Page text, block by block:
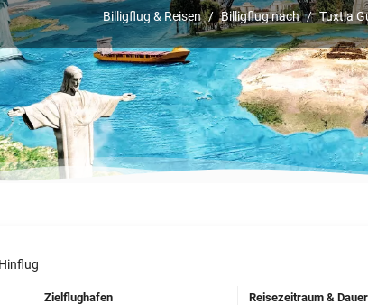
Billigflug & Reisen Billigflug nach Tuxtla
Zielflughafen Reisezeitraum & Dauer